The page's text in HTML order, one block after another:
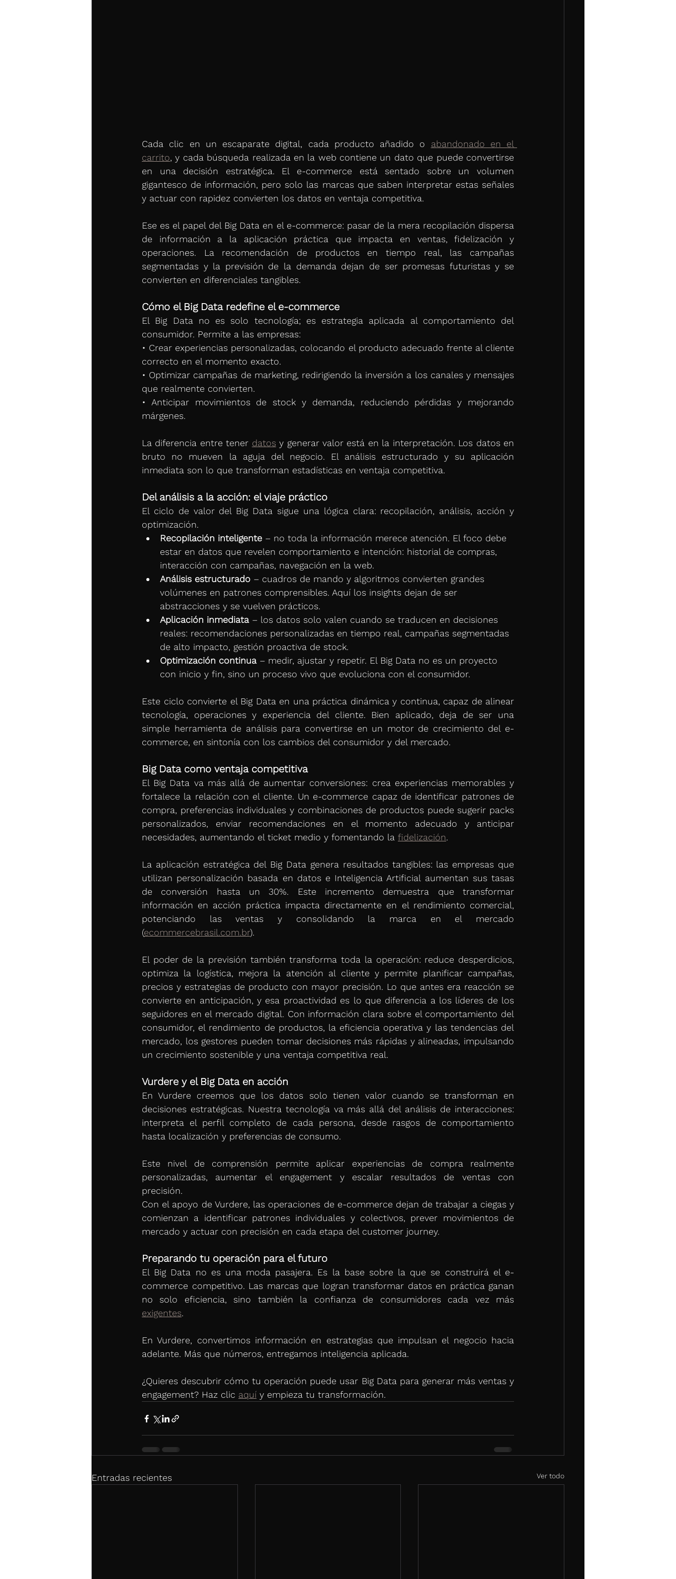
Cada clic en un escaparate digital, cada producto añadido o abandonado en el
carrito, y cada búsqueda realizada en la web contiene un dato que puede convertirse
en una decisión estratégica. El e-commerce está sentado sobre un volumen
gigantesco de información, pero solo las marcas que saben interpretar estas señales
y actuar con rapidez convierten los datos en ventaja competitiva.
Ese es el papel del Big Data en el e-commerce: pasar de la mera recopilación dispersa
de información a la aplicación práctica que impacta en ventas, fidelización y
operaciones. La recomendación de productos en tiempo real, las campañas
segmentadas y la previsión de la demanda dejan de ser promesas futuristas y se
convierten en diferenciales tangibles.
Cómo el Big Data redefine el e-commerce
El Big Data no es solo tecnología; es estrategia aplicada al comportamiento del
consumidor. Permite a las empresas:
• Crear experiencias personalizadas, colocando el producto adecuado frente al cliente
correcto en el momento exacto.
• Optimizar campañas de marketing, redirigiendo la inversión a los canales y mensajes
que realmente convierten.
• Anticipar movimientos de stock y demanda, reduciendo pérdidas y mejorando
márgenes.
La diferencia entre tener datos y generar valor está en la interpretación. Los datos en
bruto no mueven la aguja del negocio. El análisis estructurado y su aplicación
inmediata son lo que transforman estadísticas en ventaja competitiva.
Del análisis a la acción: el viaje práctico
El ciclo de valor del Big Data sigue una lógica clara: recopilación, análisis, acción y
optimización.
Recopilación inteligente – no toda la información merece atención. El foco debe
estar en datos que revelen comportamiento e intención: historial de compras,
interacción con campañas, navegación en la web.
Análisis estructurado – cuadros de mando y algoritmos convierten grandes
volúmenes en patrones comprensibles. Aquí los insights dejan de ser
abstracciones y se vuelven prácticos.
Aplicación inmediata – los datos solo valen cuando se traducen en decisiones
reales: recomendaciones personalizadas en tiempo real, campañas segmentadas
de alto impacto, gestión proactiva de stock.
Optimización continua – medir, ajustar y repetir. El Big Data no es un proyecto
con inicio y fin, sino un proceso vivo que evoluciona con el consumidor.
Este ciclo convierte el Big Data en una práctica dinámica y continua, capaz de alinear
tecnología, operaciones y experiencia del cliente. Bien aplicado, deja de ser una
simple herramienta de análisis para convertirse en un motor de crecimiento del e-
commerce, en sintonía con los cambios del consumidor y del mercado.
Big Data como ventaja competitiva
El Big Data va más allá de aumentar conversiones: crea experiencias memorables y
fortalece la relación con el cliente. Un e-commerce capaz de identificar patrones de
compra, preferencias individuales y combinaciones de productos puede sugerir packs
personalizados, enviar recomendaciones en el momento adecuado y anticipar
necesidades, aumentando el ticket medio y fomentando la fidelización.
La aplicación estratégica del Big Data genera resultados tangibles: las empresas que
utilizan personalización basada en datos e Inteligencia Artificial aumentan sus tasas
de conversión hasta un 30%. Este incremento demuestra que transformar
información en acción práctica impacta directamente en el rendimiento comercial,
potenciando las ventas y consolidando la marca en el mercado
(ecommercebrasil.com.br).
El poder de la previsión también transforma toda la operación: reduce desperdicios,
optimiza la logística, mejora la atención al cliente y permite planificar campañas,
precios y estrategias de producto con mayor precisión. Lo que antes era reacción se
convierte en anticipación, y esa proactividad es lo que diferencia a los líderes de los
seguidores en el mercado digital. Con información clara sobre el comportamiento del
consumidor, el rendimiento de productos, la eficiencia operativa y las tendencias del
mercado, los gestores pueden tomar decisiones más rápidas y alineadas, impulsando
un crecimiento sostenible y una ventaja competitiva real.
Vurdere y el Big Data en acción
En Vurdere creemos que los datos solo tienen valor cuando se transforman en
decisiones estratégicas. Nuestra tecnología va más allá del análisis de interacciones:
interpreta el perfil completo de cada persona, desde rasgos de comportamiento
hasta localización y preferencias de consumo.
Este nivel de comprensión permite aplicar experiencias de compra realmente
personalizadas, aumentar el engagement y escalar resultados de ventas con
precisión.
Con el apoyo de Vurdere, las operaciones de e-commerce dejan de trabajar a ciegas y
comienzan a identificar patrones individuales y colectivos, prever movimientos de
mercado y actuar con precisión en cada etapa del customer journey.
Preparando tu operación para el futuro
El Big Data no es una moda pasajera. Es la base sobre la que se construirá el e-
commerce competitivo. Las marcas que logran transformar datos en práctica ganan
exigentes.
En Vurdere, convertimos información en estrategias que impulsan el negocio hacia
adelante. Más que números, entregamos inteligencia aplicada.
¿Quieres descubrir cómo tu operación puede usar Big Data para generar más ventas y
engagement? Haz clic aquí y empieza tu transformación.
Entradas recientes Ver todo